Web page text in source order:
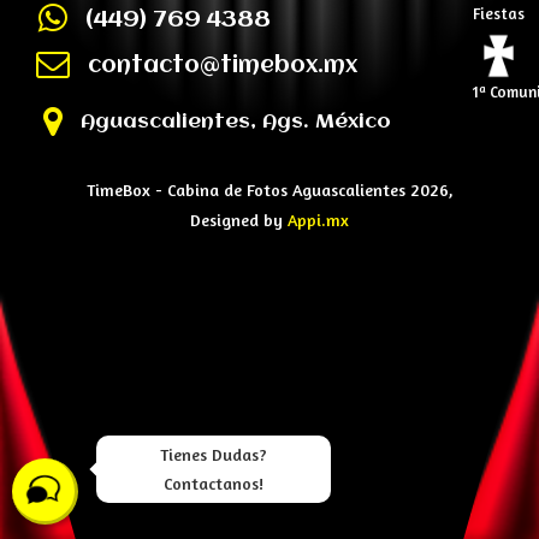
Tienes Dudas?
Contactanos!
Fiestas
1ª
(449) 769 4388
contacto@timebox.mx
Aguascalientes, Ags. México
TimeBox - Cabina de Fotos Aguascalientes 2026,
Designed by Appi.mx